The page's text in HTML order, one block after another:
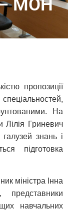
– МОН
пропозиції
На
Лілія Гриневич
знань і
підготовка
міністра Інна
представники
навчальних